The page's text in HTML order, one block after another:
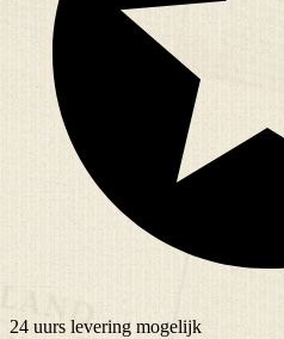
24 uurs levering mogelijk